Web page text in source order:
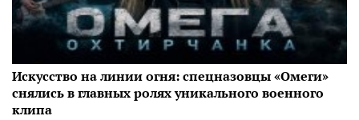
Искусство на линии огня: спецназовцы «Омеги»
снялись в главных ролях уникального военного
клипа